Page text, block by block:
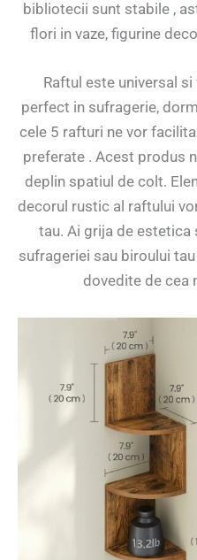
bibliotecii sunt stabile ,
flori in vaze, figurine
Raftul este universal
perfect in sufragerie,
cele 5 rafturi ne vor
preferate . Acest produs
deplin spatiul de colt.
decorul rustic al raftului
tau. Ai grija de
sufrageriei sau biroului
dovedite de cea